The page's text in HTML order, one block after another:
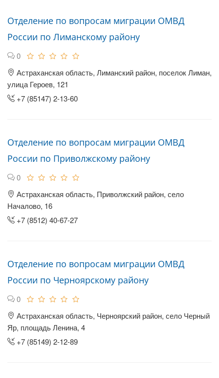
Отделение по вопросам миграции ОМВД
России по Лиманскому району
0
Астраханская область, Лиманский район, поселок Лиман,
улица Героев, 121
+7 (85147) 2-13-60
Отделение по вопросам миграции ОМВД
России по Приволжскому району
0
Астраханская область, Приволжский район, село
Началово, 16
+7 (8512) 40-67-27
Отделение по вопросам миграции ОМВД
России по Черноярскому району
0
Астраханская область, Черноярский район, село Черный
Яр, площадь Ленина, 4
+7 (85149) 2-12-89